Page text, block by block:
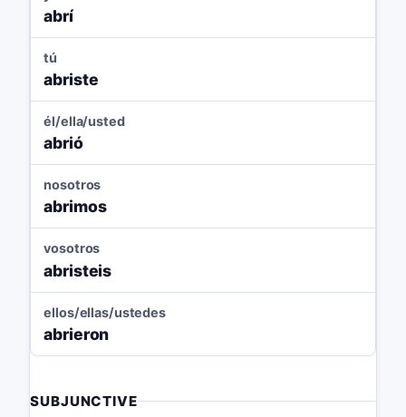
abrí
tú
abriste
él/ella/usted
abrió
nosotros
abrimos
vosotros
abristeis
ellos/ellas/ustedes
abrieron
SUBJUNCTIVE